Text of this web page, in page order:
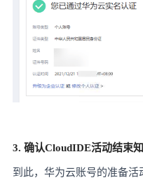
3. 确认CloudIDE活动结束
到此，华为云账号的准备活